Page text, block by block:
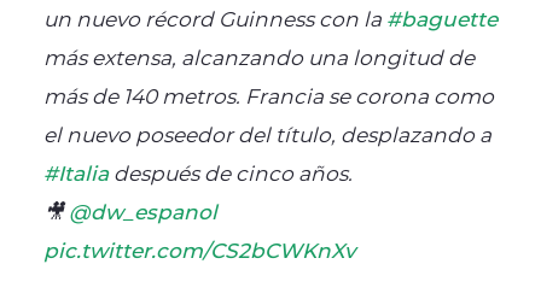
un nuevo récord Guinness con la #baguette
más extensa, alcanzando una longitud de
más de 140 metros. Francia se corona como
el nuevo poseedor del título, desplazando a
#Italiadespués de cinco años.
🎥@dw_espanol
pic.twitter.com/CS2bCWKnXv